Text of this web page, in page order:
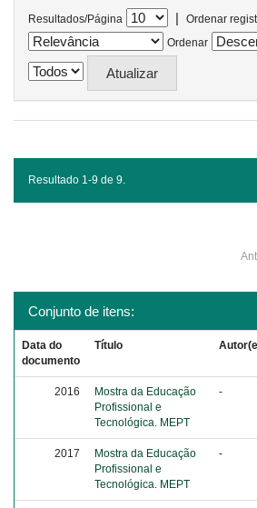
Resultados/Página |
Ordenar
Ordenar
Resultado 1-9 de 9.
Conjunto de itens:
Data do
documento
Título
2016
Mostra da Educação
Profissional e
Tecnológica. MEPT
-
2017
Mostra da Educação
Profissional e
Tecnológica. MEPT
-